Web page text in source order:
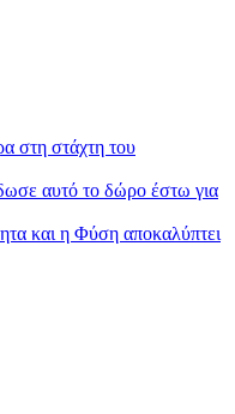
στη στάχτη του
αυτό το δώρο έστω για
και η Φύση αποκαλύπτει